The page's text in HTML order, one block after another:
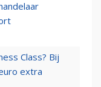
Class? Bij
extra